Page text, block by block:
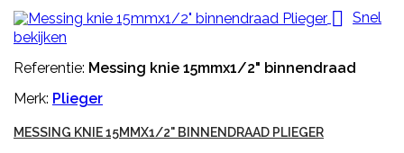
 Snel
bekijken
Referentie: Messing knie 15mmx1/2" binnendraad
Merk: Plieger
MESSING KNIE 15MMX1/2" BINNENDRAAD PLIEGER